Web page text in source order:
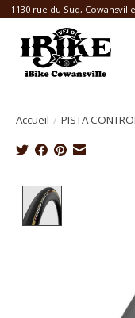
1130 rue du Sud,
Accueil / PISTA
Product